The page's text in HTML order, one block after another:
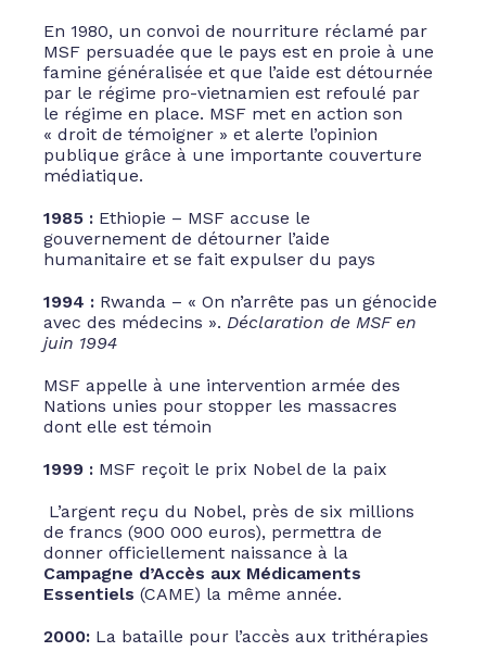
En 1980, un convoi de nourriture réclamé par
MSF persuadée que le pays est en proie à une
famine généralisée et que l’aide est détournée
par le régime pro-vietnamien est refoulé par
le régime en place. MSF met en action son
« droit de témoigner » et alerte l’opinion
publique grâce à une importante couverture
médiatique.
1985 : Ethiopie – MSF accuse le
gouvernement de détourner l’aide
humanitaire et se fait expulser du pays
1994 : Rwanda – « On n’arrête pas un génocide
avec des médecins ». Déclaration de MSF en
juin 1994
MSF appelle à une intervention armée des
Nations unies pour stopper les massacres
dont elle est témoin
1999 : MSF reçoit le prix Nobel de la paix
L’argent reçu du Nobel, près de six millions
de francs (900 000 euros), permettra de
donner officiellement naissance à la
Campagne d’Accès aux Médicaments
Essentiels (CAME) la même année.
2000: La bataille pour l’accès aux trithérapies